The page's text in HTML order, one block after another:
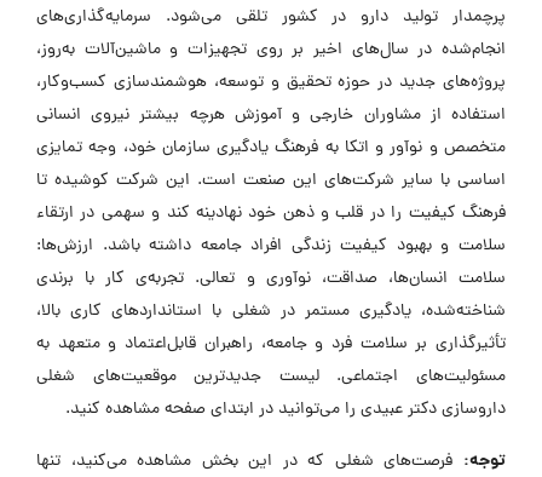
پرچمدار تولید دارو در کشور تلقی می‌شود. سرمایه‌گذاری‌های
انجام‌شده در سال‌های اخیر بر روی تجهیزات و ماشین‌آلات به‌روز،
پروژه‌های جدید در حوزه تحقیق و توسعه، هوشمندسازی کسب‌وکار،
استفاده از مشاوران خارجی و آموزش هرچه بیشتر نیروی انسانی
متخصص و نوآور و اتکا به فرهنگ یادگیری سازمان خود، وجه تمایزی
اساسی با سایر شرکت‌های این صنعت است. این شرکت کوشیده تا
فرهنگ کیفیت را در قلب و ذهن خود نهادینه کند و سهمی در ارتقاء
سلامت و بهبود کیفیت زندگی افراد جامعه داشته باشد. ارزش‌ها:
سلامت انسان‌ها، صداقت، نوآوری و تعالی. تجربه‌ی کار با برندی
شناخته‌شده، یادگیری مستمر در شغلی با استانداردهای کاری بالا،
تأثیرگذاری بر سلامت فرد و جامعه، راهبران قابل‌اعتماد و متعهد به
مسئولیت‌های اجتماعی. لیست جدیدترین موقعیت‌های شغلی
داروسازی دکتر عبیدی را می‌توانید در ابتدای صفحه مشاهده کنید.
توجه: فرصت‌های شغلی که در این بخش مشاهده می‌کنید، تنها